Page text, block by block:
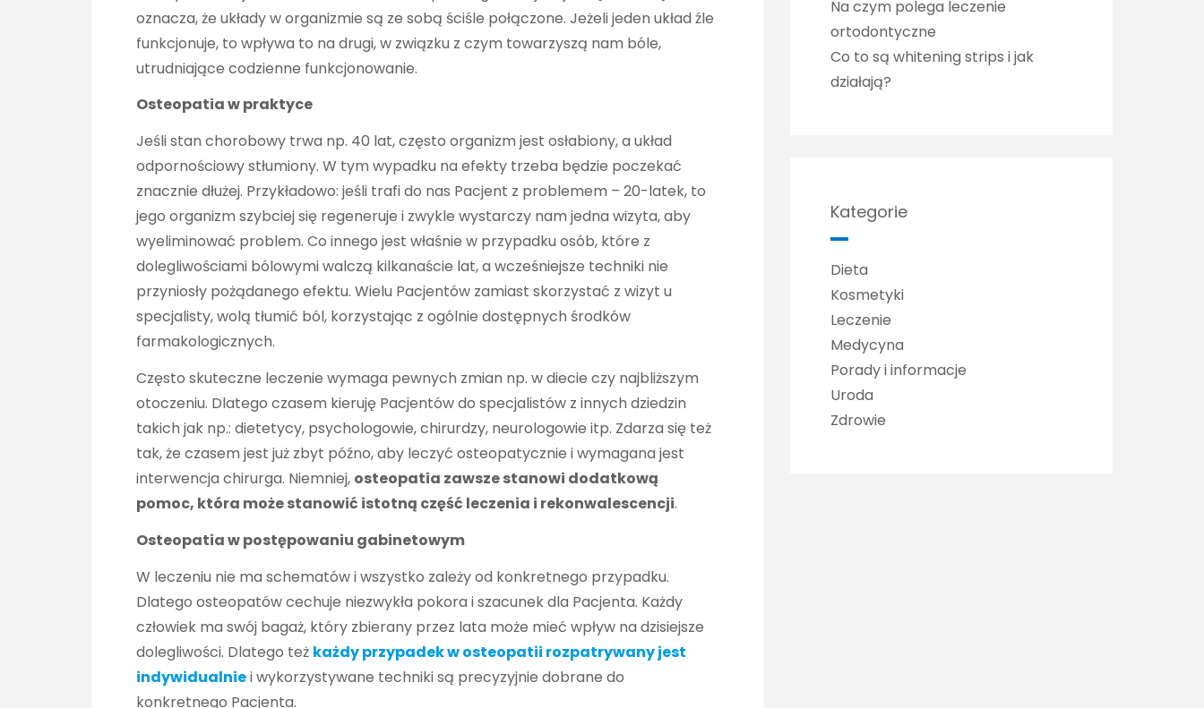
oznacza, że układy w organizmie są ze sobą ściśle połączone. Jeżeli jeden układ źle
funkcjonuje, to wpływa to na drugi, w związku z czym towarzyszą nam bóle,
utrudniające codzienne funkcjonowanie.
Osteopatia w praktyce
Jeśli stan chorobowy trwa np. 40 lat, często organizm jest osłabiony, a układ
odpornościowy stłumiony. W tym wypadku na efekty trzeba będzie poczekać
znacznie dłużej. Przykładowo: jeśli trafi do nas Pacjent z problemem – 20-latek, to
jego organizm szybciej się regeneruje i zwykle wystarczy nam jedna wizyta, aby
wyeliminować problem. Co innego jest właśnie w przypadku osób, które z
dolegliwościami bólowymi walczą kilkanaście lat, a wcześniejsze techniki nie
przyniosły pożądanego efektu. Wielu Pacjentów zamiast skorzystać z wizyt u
specjalisty, wolą tłumić ból, korzystając z ogólnie dostępnych środków
farmakologicznych.
Często skuteczne leczenie wymaga pewnych zmian np. w diecie czy najbliższym
otoczeniu. Dlatego czasem kieruję Pacjentów do specjalistów z innych dziedzin
takich jak np.: dietetycy, psychologowie, chirurdzy, neurologowie itp. Zdarza się też
tak, że czasem jest już zbyt późno, aby leczyć osteopatycznie i wymagana jest
interwencja chirurga. Niemniej, osteopatia zawsze stanowi dodatkową
pomoc, która może stanowić istotną część leczenia i rekonwalescencji.
Osteopatia w postępowaniu gabinetowym
W leczeniu nie ma schematów i wszystko zależy od konkretnego przypadku.
Dlatego osteopatów cechuje niezwykła pokora i szacunek dla Pacjenta. Każdy
człowiek ma swój bagaż, który zbierany przez lata może mieć wpływ na dzisiejsze
dolegliwości. Dlatego też każdy przypadek w osteopatii rozpatrywany jest
indywidualniei wykorzystywane techniki są precyzyjnie dobrane do
konkretnego Pacjenta.
Na czym polega leczenie
ortodontyczne
Co to są whitening strips i jak
działają?
Kategorie
Dieta
Kosmetyki
Leczenie
Medycyna
Porady i informacje
Uroda
Zdrowie